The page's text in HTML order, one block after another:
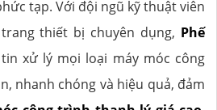
tạp. Với đội ngũ kỹ thuật viên
thiết bị chuyên dụng, Phế
xử lý mọi loại máy móc công
nhanh chóng và hiệu quả, đảm